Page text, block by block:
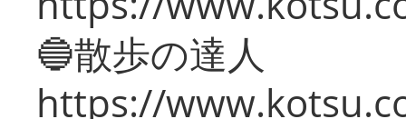
🔵散歩の達人
https://